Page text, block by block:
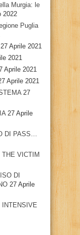
Murgia: le
2022
Puglia
27 Aprile 2021
2021
Aprile 2021
Aprile 2021
27
27 Aprile
DI PASS…
VICTIM
DI
27 Aprile
INTENSIVE